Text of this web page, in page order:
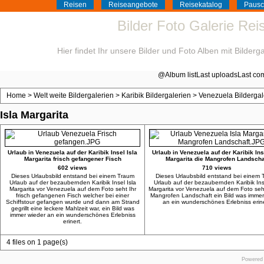
Reisen Reiseangebote Reisekatalog
Bilder Foto Galerie
Hier findet Ihr unsere Bilder und Foto Alben mit
@Album listLast uploadsLast
Home > Welt weite Bildergalerien > Karibik Bildergalerien > Venezuela
Isla Margarita
Urlaub in Venezuela auf der Karibik Insel Isla
Margarita frisch gefangener Fisch
602 views
Dieses Urlaubsbild entstand bei einem Traum
Urlaub auf der bezaubernden Karibik Insel Isla
Margarita vor Venezuela auf dem Foto seht Ihr
frisch gefangenen Fisch welcher bei einer
Schiffstour gefangen wurde und dann am Strand
gegrillt eine leckere Mahlzeit war, ein Bild was
immer wieder an ein wunderschönes Erlebniss
erinert.
Urlaub in Venezuela auf der Karibik
Margarita die Mangrofen
710 views
Dieses Urlaubsbild entstand bei einem
Urlaub auf der bezaubernden Karibik
Margarita vor Venezuela auf dem Foto
Mangrofen Landschaft ein Bild was
an ein wunderschönes Erlebniss
4 files on 1 page(s)